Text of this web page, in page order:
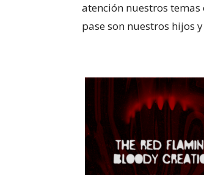
atención nuestros
pase son nuestros hijos